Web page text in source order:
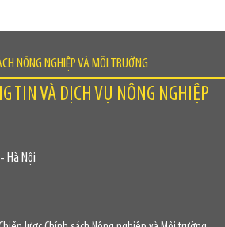
NÔNG NGHIỆP VÀ MÔI TRƯỜNG
TIN VÀ DỊCH VỤ NÔNG NGHIỆP
Hà Nội